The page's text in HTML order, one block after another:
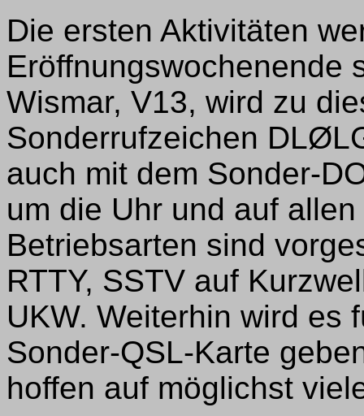
Die ersten Aktivitäten
Eröffnungswochenende
Wismar, V13, wird zu
Sonderrufzeichen
auch mit dem Sonder-
um die Uhr und auf
Betriebsarten sind
RTTY, SSTV auf
UKW. Weiterhin wird es
Sonder-QSL-Karte
hoffen auf möglichst